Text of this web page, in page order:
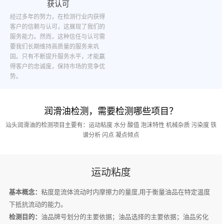
获认可
经过多年的努力，在检测行业内获得
客户的信赖与认可，这展现了我们的
服务能力。然而，这种信任与认可需
要我们长期维持高质量的服务来巩
固。只有不断提升服务水平，才能赢
得客户的忠诚度，保持市场的竞争优
势。
润滑油检测，需要检测哪些项目？
汕头润滑油的检测项目主要有：运动粘度 水分 酸值 泡沫特性 机械杂质 污染度 铁
谱分析 闪点 凝点倾点
运动粘度
基本概念： 粘度是流体流动时内摩擦力的量度,用于衡量油品在特定温度
下抵抗流动的能力。
检测目的： 油品牌号划分的主要依据；油品选择的主要依据；油品劣化